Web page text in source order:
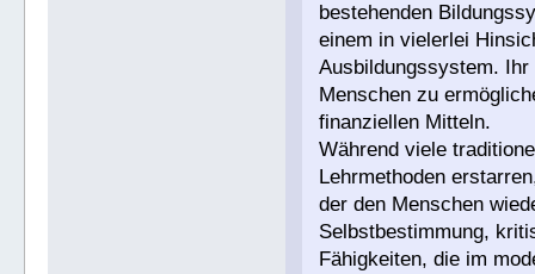
bestehenden
einem in vielerlei
Ausbildungssystem.
Menschen zu
finanziellen Mitteln.
Während viele
Lehrmethoden
der den Menschen
Selbstbestimmung,
Fähigkeiten, die im